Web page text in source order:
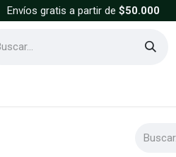
Envíos gratis a partir de $50.000